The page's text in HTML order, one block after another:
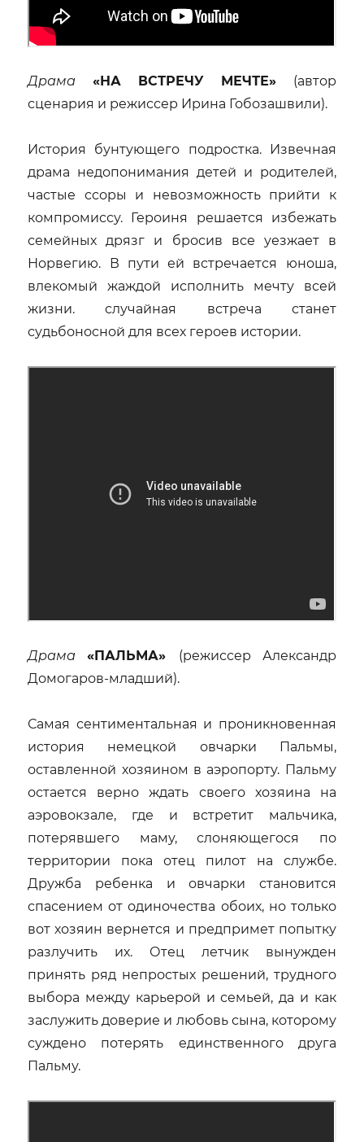
Драма «НА ВСТРЕЧУ МЕЧТЕ» (автор
сценария и режиссер Ирина Гобозашвили).
История бунтующего подростка. Извечная
драма недопонимания детей и родителей,
частые ссоры и невозможность прийти к
компромиссу. Героиня решается избежать
семейных дрязг и бросив все уезжает в
Норвегию. В пути ей встречается юноша,
влекомый жаждой исполнить мечту всей
жизни. случайная встреча станет
судьбоносной для всех героев истории.
Драма «ПАЛЬМА» (режиссер Александр
Домогаров-младший).
Самая сентиментальная и проникновенная
история немецкой овчарки Пальмы,
оставленной хозяином в аэропорту. Пальму
остается верно ждать своего хозяина на
аэровокзале, где и встретит мальчика,
потерявшего маму, слоняющегося по
территории пока отец пилот на службе.
Дружба ребенка и овчарки становится
спасением от одиночества обоих, но только
вот хозяин вернется и предпримет попытку
разлучить их. Отец летчик вынужден
принять ряд непростых решений, трудного
выбора между карьерой и семьей, да и как
заслужить доверие и любовь сына, которому
суждено потерять единственного друга
Пальму.